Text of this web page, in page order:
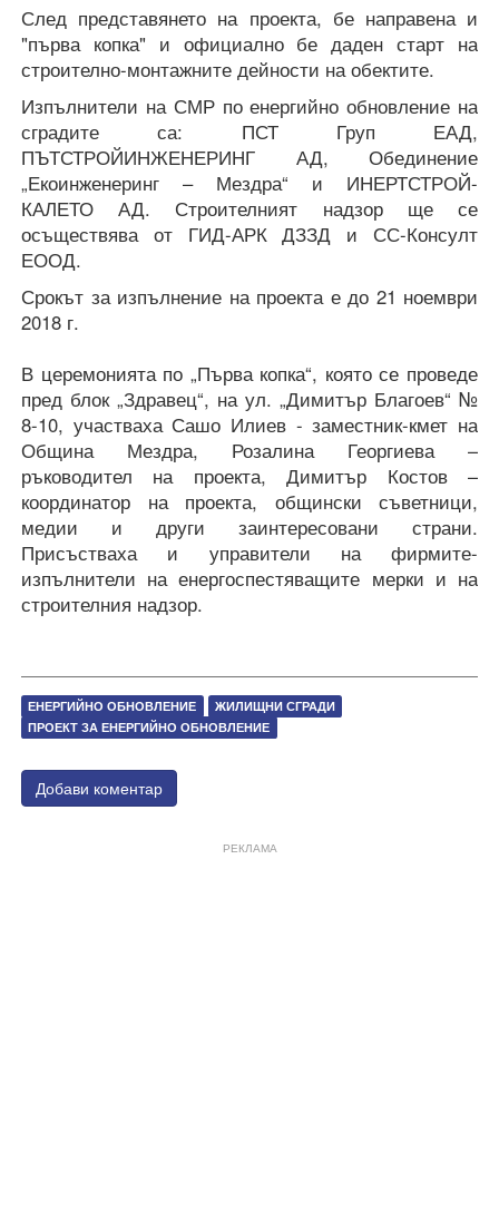
След представянето на проекта, бе направена и
"първа копка" и официално бе даден старт на
строително-монтажните дейности на обектите.
Изпълнители на СМР по енергийно обновление на
сградите са: ПСТ Груп ЕАД,
ПЪТСТРОЙИНЖЕНЕРИНГ АД, Обединение
„Екоинженеринг – Мездра“ и ИНЕРТСТРОЙ-
КАЛЕТО АД. Строителният надзор ще се
осъществява от ГИД-АРК ДЗЗД и СС-Консулт
ЕООД.
Срокът за изпълнение на проекта е до 21 ноември
2018 г.
В церемонията по „Първа копка“, която се проведе
пред блок „Здравец“, на ул. „Димитър Благоев“ №
8-10, участваха Сашо Илиев - заместник-кмет на
Община Мездра, Розалина Георгиева –
ръководител на проекта, Димитър Костов –
координатор на проекта, общински съветници,
медии и други заинтересовани страни.
Присъстваха и управители на фирмите-
изпълнители на енергоспестяващите мерки и на
строителния надзор.
ЕНЕРГИЙНО ОБНОВЛЕНИЕ
ЖИЛИЩНИ СГРАДИ
ПРОЕКТ ЗА ЕНЕРГИЙНО ОБНОВЛЕНИЕ
Добави коментар
РЕКЛАМА